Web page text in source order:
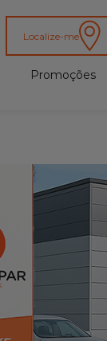
Localize-me
Promoções